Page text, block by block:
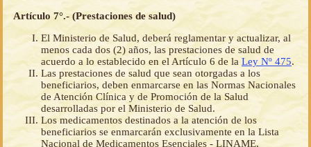
Artículo 7°.- (Prestaciones de salud)
El Ministerio de Salud, deberá reglamentar y actualizar, al
menos cada dos (2) años, las prestaciones de salud de
acuerdo a lo establecido en el Artículo 6 de la Ley Nº 475.
Las prestaciones de salud que sean otorgadas a los
beneficiarios, deben enmarcarse en las Normas Nacionales
de Atención Clínica y de Promoción de la Salud
desarrolladas por el Ministerio de Salud.
Los medicamentos destinados a la atención de los
beneficiarios se enmarcarán exclusivamente en la Lista
Nacional de Medicamentos Esenciales - LINAME,